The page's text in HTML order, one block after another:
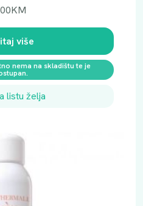
KM
više
nema na skladištu te je
listu želja